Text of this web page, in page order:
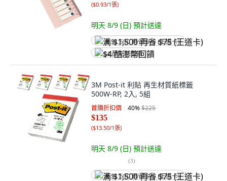
($0.93/1張)
明天 8/9 (日) 預計送達
满 $1,500 再省 $75 (王道卡)
$4 酷澎幣回饋
3M Post-it 利貼 再生材質紙標籤
500W-RP, 2入, 5組
首購折扣價 40%$225
$135
($13.50/1張)
明天 8/9 (日) 預計送達
(3)
满 $1,500 再省 $75 (王道卡)